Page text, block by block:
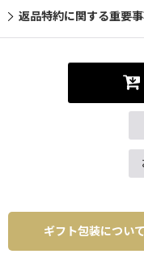
返品特約に関する重要
ギフト包装について